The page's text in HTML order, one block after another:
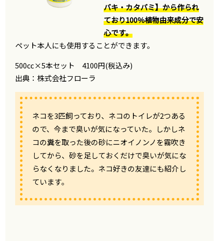
バキ・カタバミ】から作られ
ており100％植物由来成分で安
心です。
ペット本人にも使用することができます。
500㏄×5本セット 4100円(税込み)
出典：株式会社フローラ
ネコを3匹飼っており、ネコのトイレが2つある
ので、今まで臭いが気になっていた。しかしネ
コの糞を取った後の砂にニオイノンノを霧吹き
してから、砂を足しておくだけで臭いが気にな
らなくなりました。ネコ好きの友達にも紹介し
ています。